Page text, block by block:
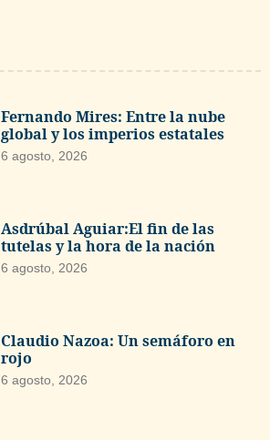
Fernando Mires: Entre la nube
global y los imperios estatales
6 agosto, 2026
Asdrúbal Aguiar:El fin de las
tutelas y la hora de la nación
6 agosto, 2026
Claudio Nazoa: Un semáforo en
rojo
6 agosto, 2026